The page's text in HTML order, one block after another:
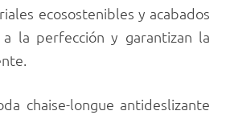
ecosostenibles y acabados
la perfección y garantizan la
chaise-longue antideslizante